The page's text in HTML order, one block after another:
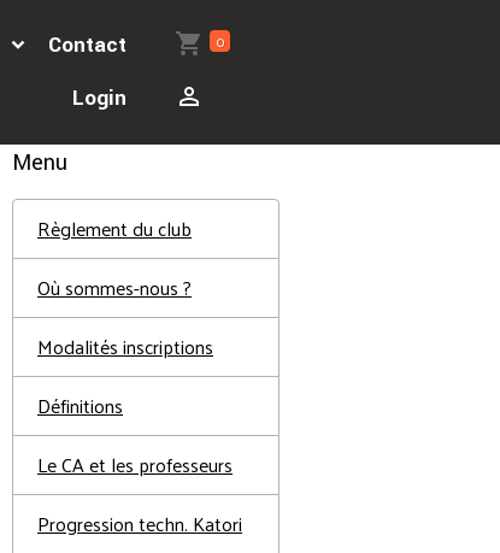
Contact
Login
0
Menu
Règlement du club
Où sommes-nous ?
Modalités inscriptions
Définitions
Le CA et les professeurs
Progression techn. Katori